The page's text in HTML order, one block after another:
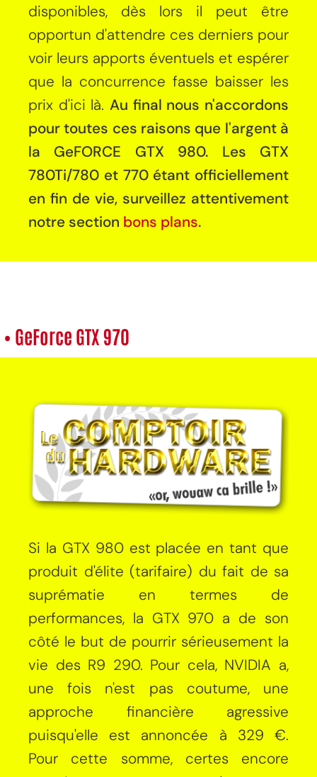
disponibles, dès lors il peut être
opportun d'attendre ces derniers pour
voir leurs apports éventuels et espérer
que la concurrence fasse baisser les
prix d'ici là. Au final nous n'accordons
pour toutes ces raisons que l'argent à
la GeFORCE GTX 980. Les GTX
780Ti/780 et 770 étant officiellement
en fin de vie, surveillez attentivement
notre section bons plans.
• GeForce GTX 970
Si la GTX 980 est placée en tant que
produit d'élite (tarifaire) du fait de sa
suprématie en termes de
performances, la GTX 970 a de son
côté le but de pourrir sérieusement la
vie des R9 290. Pour cela, NVIDIA a,
une fois n'est pas coutume, une
approche financière agressive
puisqu'elle est annoncée à 329 €.
Pour cette somme, certes encore